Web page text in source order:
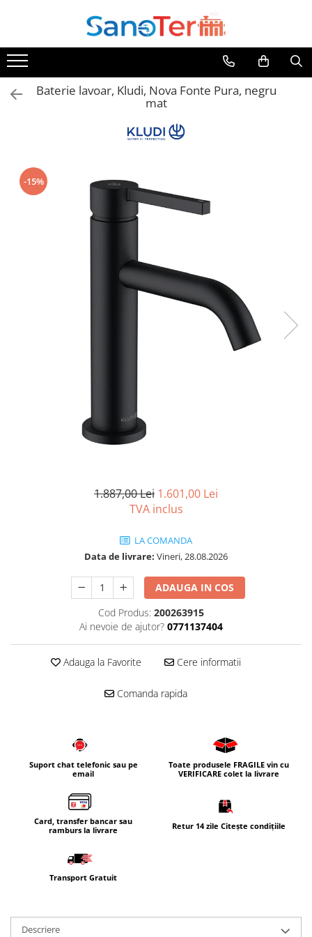
Toate Produsele
Obiecte Sanitare
Lavoare
Lavoare sub blat
Lavoare Colt Duble Speciale
Lavoare pe mobilier
Rezervore incastrate
Mobilier Baie
Seturi de mobilier si lavoar
Oglinzi baie si corpuri iluminat
Corpuri iluminat
Oglinzi cu iluminare
Dulapuri de baie
Accesorii pentru mobila
Baterii lavoar
Seturi baterii
Cazi baie
Baterie lavoar, Kludi, Nova Fonte Pura, negru
mat
-15%
1.887,00 Lei 1.601,00 Lei
TVA inclus
LA COMANDA
Data de livrare: Vineri, 28.08.2026
ADAUGA IN COS
Cod Produs: 200263915
Ai nevoie de ajutor? 0771137404
Adauga la Favorite Cere informatii
Comanda rapida
Suport chat telefonic sau pe
email
Toate produsele FRAGILE vin cu
VERIFICARE colet la livrare
Card, transfer bancar sau
ramburs la livrare
Retur 14 zile Citește condițiile
Transport Gratuit
Descriere